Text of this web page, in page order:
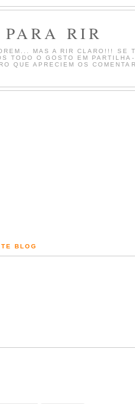
RIR
MAS A RIR CLARO!!! SE
TODO O GOSTO EM
QUE APRECIEM OS
BLOG